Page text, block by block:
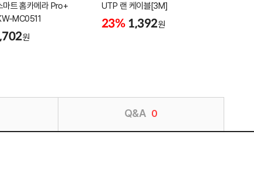
마트 홈카메라 Pro+
MC0511
원
UTP 랜 케이블[3M]
23% 1,392원
Q&A 0